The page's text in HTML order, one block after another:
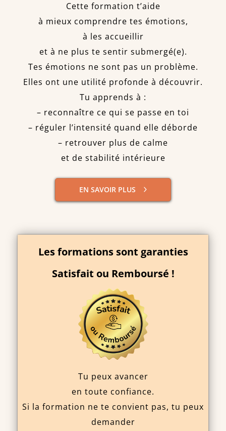
Cette formation t’aide
à mieux comprendre tes émotions,
à les accueillir
et à ne plus te sentir submergé(e).
Tes émotions ne sont pas un problème.
Elles ont une utilité profonde à découvrir.
Tu apprends à :
– reconnaître ce qui se passe en toi
– réguler l’intensité quand elle déborde
– retrouver plus de calme
et de stabilité intérieure
EN SAVOIR PLUS
Les formations sont garanties
Satisfait ou Remboursé !
Tu peux avancer
en toute confiance.
Si la formation ne te convient pas, tu peux
demander